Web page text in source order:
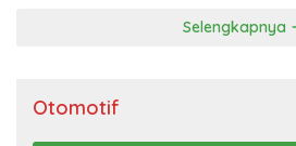
Selengkapnya
Otomotif